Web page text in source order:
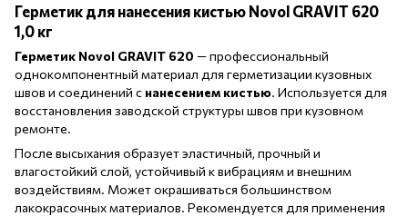
Герметик для нанесения кистью Novol GRAVIT 620
1,0 кг
Герметик Novol GRAVIT 620 — профессиональный
однокомпонентный материал для герметизации кузовных
швов и соединений с нанесением кистью. Используется для
восстановления заводской структуры швов при кузовном
ремонте.
После высыхания образует эластичный, прочный и
влагостойкий слой, устойчивый к вибрациям и внешним
воздействиям. Может окрашиваться большинством
лакокрасочных материалов. Рекомендуется для применения